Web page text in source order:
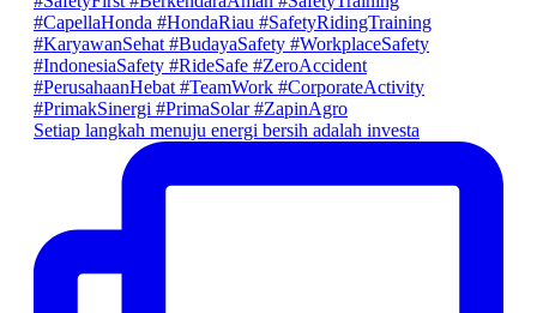
Setiap langkah menuju energi bersih adalah investa